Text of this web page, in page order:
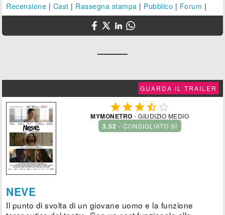
Recensione | Cast | Rassegna stampa | Pubblico | Forum |
GUARDA IL TRAILER
 
MYMONETRO - GIUDIZIO MEDIO
3.52 - CONSIGLIATO SÌ
NEVE
Il punto di svolta di un giovane uomo e la funzione